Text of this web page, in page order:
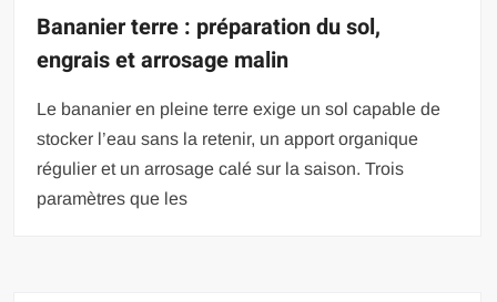
Bananier terre : préparation du sol,
engrais et arrosage malin
Le bananier en pleine terre exige un sol capable de
stocker l’eau sans la retenir, un apport organique
régulier et un arrosage calé sur la saison. Trois
paramètres que les